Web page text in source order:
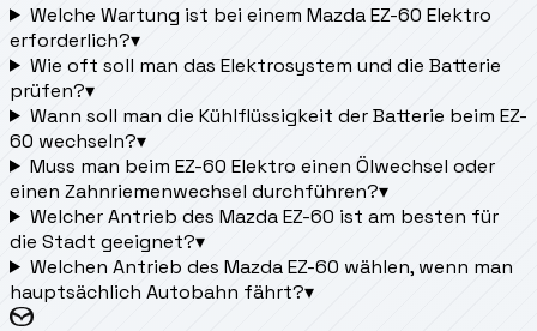
Welche Wartung ist bei einem Mazda EZ-60 Elektro
erforderlich?▾
Wie oft soll man das Elektrosystem und die Batterie
prüfen?▾
Wann soll man die Kühlflüssigkeit der Batterie beim EZ-
60 wechseln?▾
Muss man beim EZ-60 Elektro einen Ölwechsel oder
einen Zahnriemenwechsel durchführen?▾
Welcher Antrieb des Mazda EZ-60 ist am besten für
die Stadt geeignet?▾
Welchen Antrieb des Mazda EZ-60 wählen, wenn man
hauptsächlich Autobahn fährt?▾